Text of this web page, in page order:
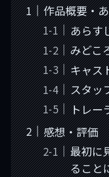
作品概要・
あらす
みどこ
キャス
スタッ
トレー
感想・評価
最初に
ること